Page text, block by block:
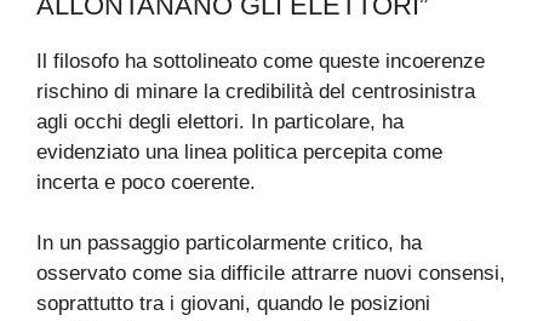
Il filosofo ha sottolineato come queste incoerenze
rischino di minare la credibilità del centrosinistra
agli occhi degli elettori. In particolare, ha
evidenziato una linea politica percepita come
incerta e poco coerente.
In un passaggio particolarmente critico, ha
osservato come sia difficile attrarre nuovi consensi,
soprattutto tra i giovani, quando le posizioni